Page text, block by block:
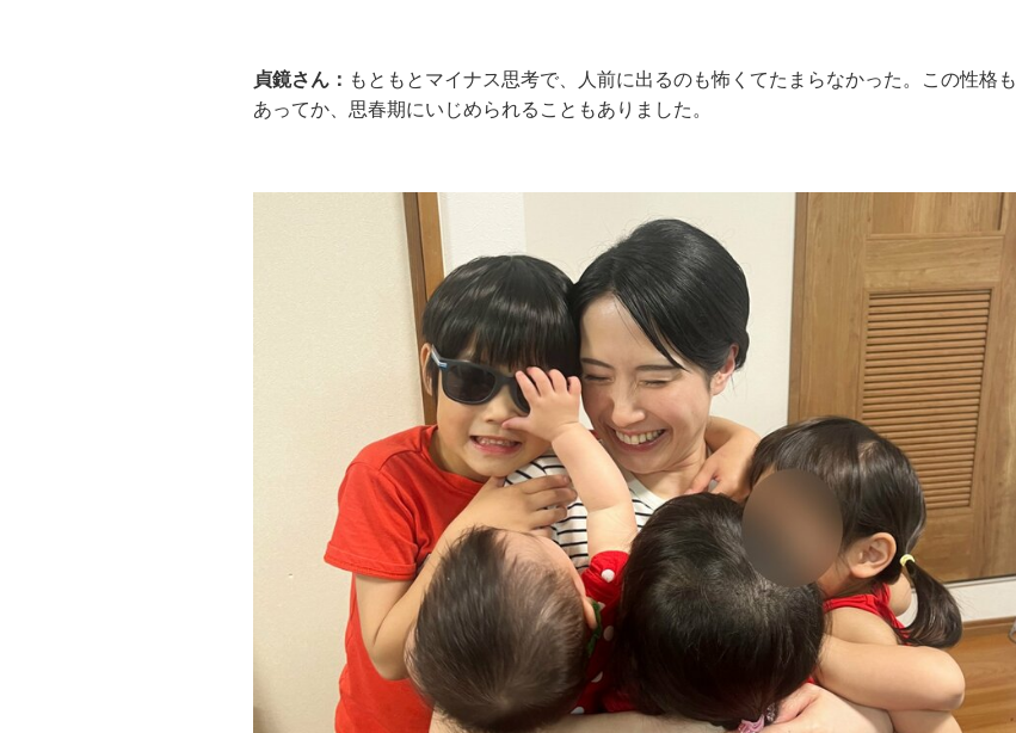
貞鏡さん： もともとマイナス思考で、人前に出るのも怖くてたまらなかった。この性格も
あってか、思春期にいじめられることもありました。